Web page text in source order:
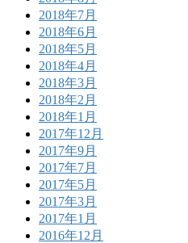
2018年7月
2018年6月
2018年5月
2018年4月
2018年3月
2018年2月
2018年1月
2017年12月
2017年9月
2017年7月
2017年5月
2017年3月
2017年1月
2016年12月